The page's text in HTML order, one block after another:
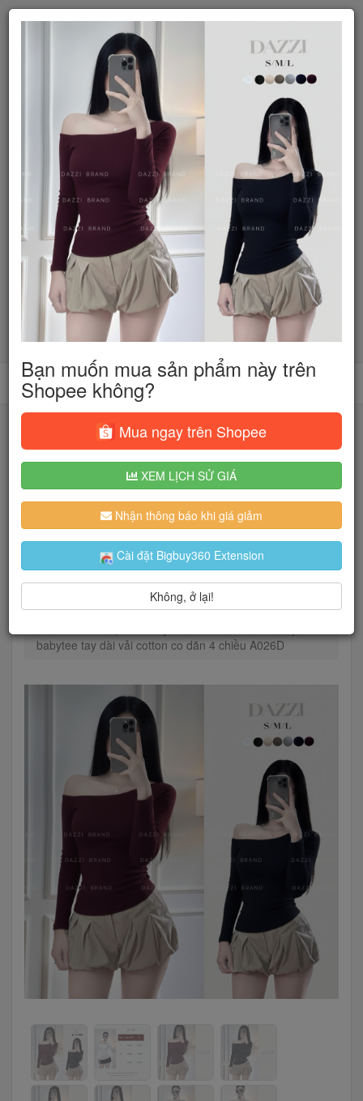
Tìm kiếm
Người dùng đang quan tâm đến 🔥...
Trang chủ Thời Trang Nữ Áo
Áo thun
babytee tay dài vải cotton co dãn 4 chiều A026D
Bạn muốn mua sản phẩm này trên
Shopee không?
Mua ngay trên Shopee
XEM LỊCH SỬ GIÁ
Nhận thông báo khi giá giảm
Cài đặt Bigbuy360 Extension
Không, ở lại!